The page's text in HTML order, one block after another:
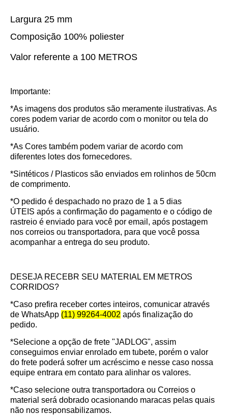
Largura 25 mm
Composição 100% poliester
Valor referente a 100 METROS
Importante:
*As imagens dos produtos são meramente ilustrativas. As
cores podem variar de acordo com o monitor ou tela do
usuário.
*As Cores também podem variar de acordo com
diferentes lotes dos fornecedores.
*Sintéticos / Plasticos são enviados em rolinhos de 50cm
de comprimento.
*O pedido é despachado no prazo de 1 a 5 dias
ÚTEIS após a confirmação do pagamento e o código de
rastreio é enviado para você por email, após postagem
nos correios ou transportadora, para que você possa
acompanhar a entrega do seu produto.
DESEJA RECEBR SEU MATERIAL EM METROS
CORRIDOS?
*Caso prefira receber cortes inteiros, comunicar através
de WhatsApp (11) 99264-4002 após finalização do
pedido.
*Selecione a opção de frete "JADLOG", assim
conseguimos enviar enrolado em tubete, porém o valor
do frete poderá sofrer um acréscimo e nesse caso nossa
equipe entrara em contato para alinhar os valores.
*Caso selecione outra transportadora ou Correios o
material será dobrado ocasionando maracas pelas quais
não nos responsabilizamos.